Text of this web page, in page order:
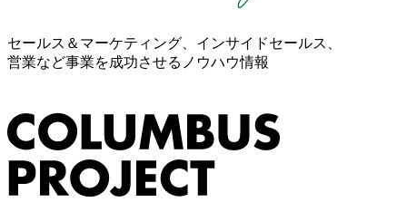
セールス＆マーケティング、インサイドセールス、
営業など事業を成功させるノウハウ情報